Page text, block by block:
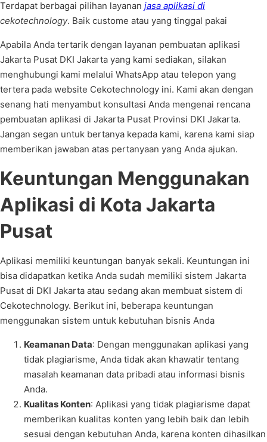
Terdapat berbagai pilihan layanan jasa aplikasi di
cekotechnology. Baik custome atau yang tinggal pakai
Apabila Anda tertarik dengan layanan pembuatan aplikasi
Jakarta Pusat DKI Jakarta yang kami sediakan, silakan
menghubungi kami melalui WhatsApp atau telepon yang
tertera pada website Cekotechnology ini. Kami akan dengan
senang hati menyambut konsultasi Anda mengenai rencana
pembuatan aplikasi di Jakarta Pusat Provinsi DKI Jakarta.
Jangan segan untuk bertanya kepada kami, karena kami siap
memberikan jawaban atas pertanyaan yang Anda ajukan.
Keuntungan Menggunakan
Aplikasi di Kota Jakarta
Pusat
Aplikasi memiliki keuntungan banyak sekali. Keuntungan ini
bisa didapatkan ketika Anda sudah memiliki sistem Jakarta
Pusat di DKI Jakarta atau sedang akan membuat sistem di
Cekotechnology. Berikut ini, beberapa keuntungan
menggunakan sistem untuk kebutuhan bisnis Anda
Keamanan Data: Dengan menggunakan aplikasi yang
tidak plagiarisme, Anda tidak akan khawatir tentang
masalah keamanan data pribadi atau informasi bisnis
Anda.
Kualitas Konten: Aplikasi yang tidak plagiarisme dapat
memberikan kualitas konten yang lebih baik dan lebih
sesuai dengan kebutuhan Anda, karena konten dihasilkan